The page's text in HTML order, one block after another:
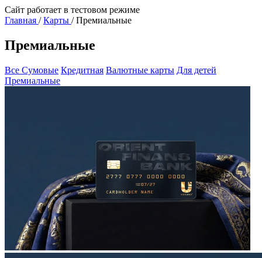
Сайт работает в тестовом режиме
Главная / Карты /Премиальные
Премиальные
Все Сумовые Кредитная Валютные карты Для детей
Премиальные